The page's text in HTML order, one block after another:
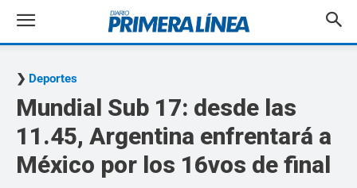
Deportes
Mundial Sub 17: desde las
11.45, Argentina enfrentará a
México por los 16vos de final